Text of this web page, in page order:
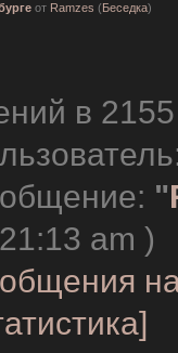
от Ramzes (Беседка)
в
"
am )